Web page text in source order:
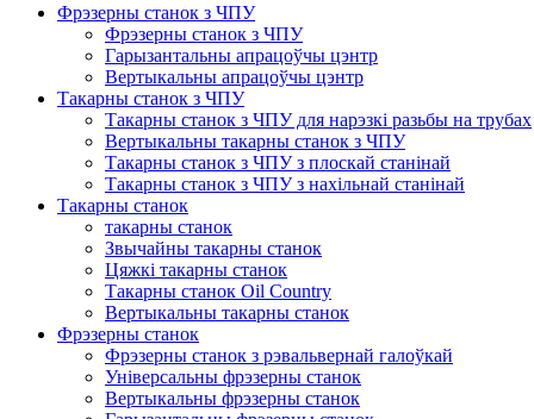
Фрэзерны станок з ЧПУ
Фрэзерны станок з ЧПУ
Гарызантальны апрацоўчы цэнтр
Вертыкальны апрацоўчы цэнтр
Такарны станок з ЧПУ
Такарны станок з ЧПУ для нарэзкі разьбы на трубах
Вертыкальны такарны станок з ЧПУ
Такарны станок з ЧПУ з плоскай станінай
Такарны станок з ЧПУ з нахільнай станінай
Такарны станок
такарны станок
Звычайны такарны станок
Цяжкі такарны станок
Такарны станок Oil Country
Вертыкальны такарны станок
Фрэзерны станок
Фрэзерны станок з рэвальвернай галоўкай
Універсальны фрэзерны станок
Вертыкальны фрэзерны станок